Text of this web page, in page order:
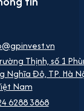
Thịnh, số 1
Nghĩa Đô, TP. Hà
Nam
6288 3868